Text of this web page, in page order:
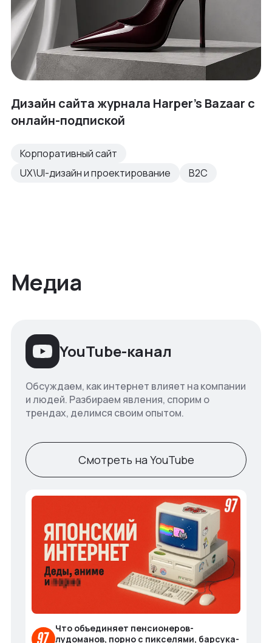
Дизайн сайта журнала Harper's Bazaar с
онлайн-подпиской
Корпоративный сайт
UX\UI-дизайн и проектирование
B2C
Медиа
YouTube-канал
Обсуждаем, как интернет влияет на компании
и людей. Разбираем явления, спорим о
трендах, делимся своим опытом.
Смотреть на YouTube
Что объединяет пенсионеров-
лудоманов, порно с пикселями, барсука-